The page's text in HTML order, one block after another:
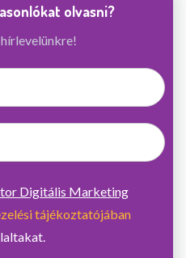
olvasni?
Digitális Marketing
tájékoztatójában